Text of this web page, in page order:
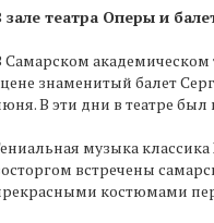
зале театра Оперы и
Самарском академическом
знаменитый балет
В эти дни в театре был
музыка
встречены
костюмами